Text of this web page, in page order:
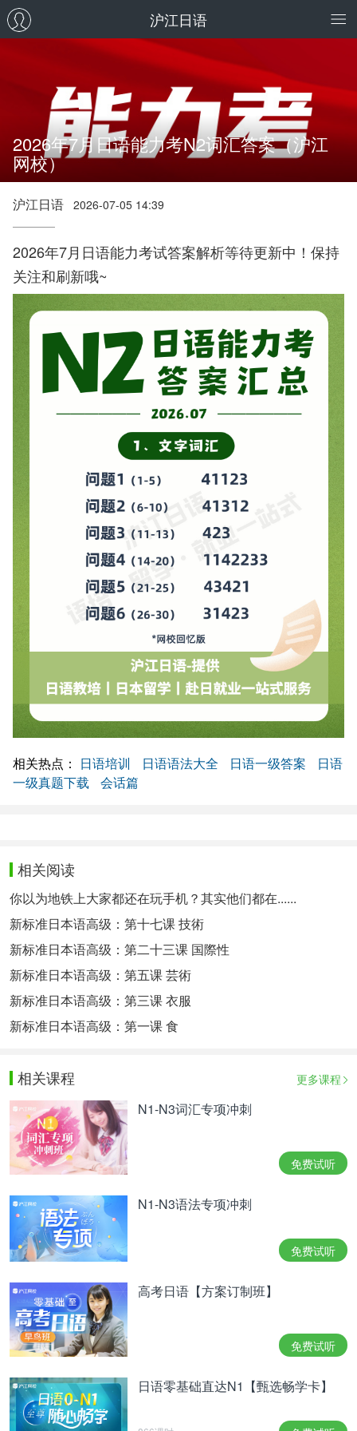
沪江日语
2026年7月日语能力考N2词汇答案（沪江
网校）
沪江日语 2026-07-05 14:39
2026年7月日语能力考试答案解析等待更新中！保持
关注和刷新哦~
相关热点： 日语培训 日语语法大全 日语一级答案
日语
一级真题下载
会话篇
相关阅读
你以为地铁上大家都还在玩手机？其实他们都在......
新标准日本语高级：第十七课 技術
新标准日本语高级：第二十三课 国際性
新标准日本语高级：第五课 芸術
新标准日本语高级：第三课 衣服
新标准日本语高级：第一课 食
相关课程 更多课程
N1-N3词汇专项冲刺
免费试听
N1-N3语法专项冲刺
免费试听
高考日语【方案订制班】
免费试听
日语零基础直达N1【甄选畅学卡】